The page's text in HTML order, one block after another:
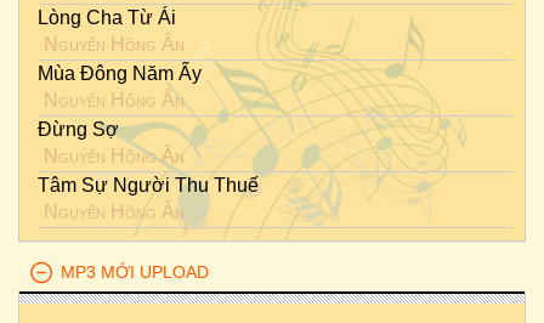
Lòng Cha Từ Ái
Nguyễn Hồng Ân
Mùa Đông Năm Ấy
Nguyễn Hồng Ân
Đừng Sợ
Nguyễn Hồng Ân
Tâm Sự Người Thu Thuế
Nguyễn Hồng Ân
MP3 MỚI UPLOAD